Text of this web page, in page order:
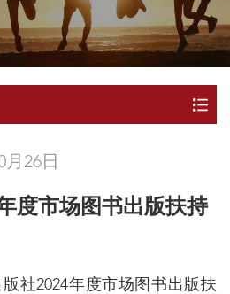
26日
度市场图书出版扶持
社2024年度市场图书出版扶